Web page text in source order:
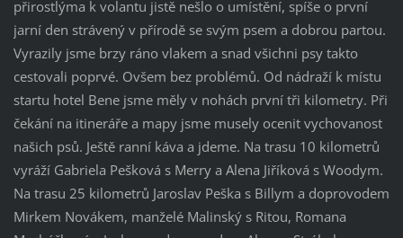
přirostlýma k volantu jistě nešlo o umístění, spíše o první
jarní den strávený v přírodě se svým psem a dobrou partou.
Vyrazily jsme brzy ráno vlakem a snad všichni psy takto
cestovali poprvé. Ovšem bez problémů. Od nádraží k místu
startu hotel Bene jsme měly v nohách první tři kilometry. Při
čekání na itineráře a mapy jsme musely ocenit vychovanost
našich psů. Ještě ranní káva a jdeme. Na trasu 10 kilometrů
vyráží Gabriela Pešková s Merry a Alena Jiříková s Woodym.
Na trasu 25 kilometrů Jaroslav Peška s Billym a doprovodem
Mirkem Novákem, manželé Malinský s Ritou, Romana